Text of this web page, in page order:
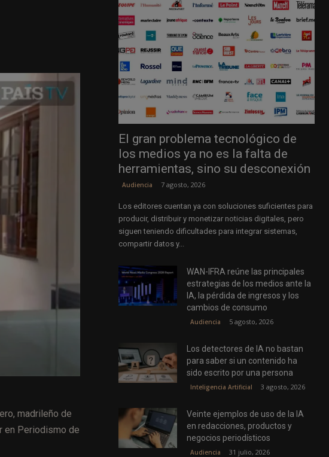
madrileño de
en Periodismo de
El gran problema tecnológico de
los medios ya no es la falta de
herramientas, sino su desconexión
Audiencia 7 agosto, 2026
Los editores cuentan ya con soluciones suficientes para
producir, distribuir y monetizar noticias digitales, pero
siguen teniendo dificultades para integrar sistemas,
compartir datos y...
WAN-IFRA reúne las principales
estrategias de los medios ante la
IA, la pérdida de ingresos y los
cambios de consumo
Audiencia 5 agosto, 2026
Los detectores de IA no bastan
para saber si un contenido ha
sido escrito por una persona
Inteligencia Artificial 3 agosto, 2026
Veinte ejemplos de uso de la IA
en redacciones, productos y
negocios periodísticos
Audiencia 31 julio, 2026